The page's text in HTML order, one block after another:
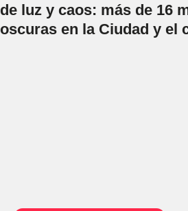
de luz y caos: más de 16
oscuras en la Ciudad y el